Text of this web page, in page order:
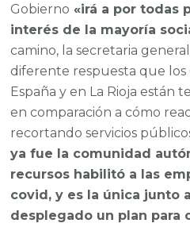
Gobierno «irá a por todas
interés de la mayoría
camino, la secretaria
diferente respuesta que los
España y en La Rioja están
en comparación a cómo
recortando servicios
ya fue la comunidad
recursos habilitó a las
covid, y es la única junto
desplegado un plan para